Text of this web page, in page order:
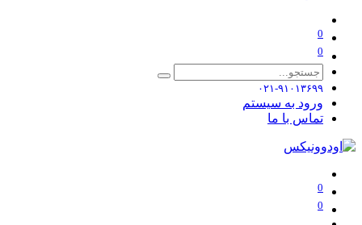
0
0
۰۲۱-۹۱۰۱۳۶۹۹
ورود به سیستم
تماس با ما
0
0